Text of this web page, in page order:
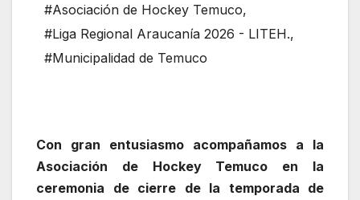
#Asociación de Hockey Temuco,
#Liga Regional Araucanía 2026 - LITEH.,
#Municipalidad de Temuco
Con gran entusiasmo acompañamos a la
Asociación de Hockey Temuco en la
ceremonia de cierre de la temporada de